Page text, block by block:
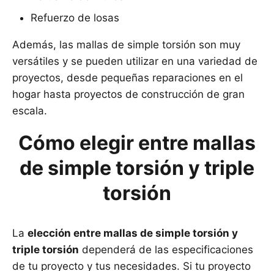
Refuerzo de losas
Además, las mallas de simple torsión son muy
versátiles y se pueden utilizar en una variedad de
proyectos, desde pequeñas reparaciones en el
hogar hasta proyectos de construcción de gran
escala.
Cómo elegir entre mallas
de simple torsión y triple
torsión
La elección entre mallas de simple torsión y
triple torsión dependerá de las especificaciones
de tu proyecto y tus necesidades. Si tu proyecto